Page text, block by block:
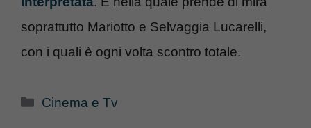
soprattutto Mariotto e Selvaggia Lucarelli,
con i quali è ogni volta scontro totale.
Categorie
Cinema e Tv